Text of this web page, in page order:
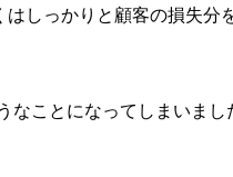
しっかりと顧客の損失分
ことになってしまいまし